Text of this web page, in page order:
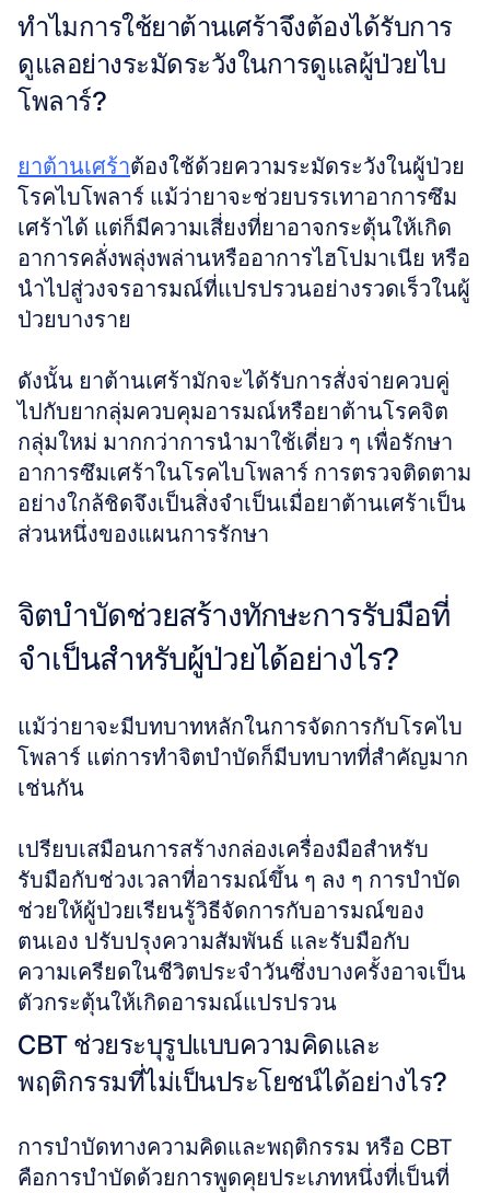
ทำไมการใช้ยาต้านเศร้าจึงต้องได้รับการ
ดูแลอย่างระมัดระวังในการดูแลผู้ป่วยไบ
โพลาร์?
ยาต้านเศร้าต้องใช้ด้วยความระมัดระวังในผู้ป่วย
โรคไบโพลาร์ แม้ว่ายาจะช่วยบรรเทาอาการซึม
เศร้าได้ แต่ก็มีความเสี่ยงที่ยาอาจกระตุ้นให้เกิด
อาการคลั่งพลุ่งพล่านหรืออาการไฮโปมาเนีย หรือ
นำไปสู่วงจรอารมณ์ที่แปรปรวนอย่างรวดเร็วในผู้
ป่วยบางราย
ดังนั้น ยาต้านเศร้ามักจะได้รับการสั่งจ่ายควบคู่
ไปกับยากลุ่มควบคุมอารมณ์หรือยาต้านโรคจิต
กลุ่มใหม่ มากกว่าการนำมาใช้เดี่ยว ๆ เพื่อรักษา
อาการซึมเศร้าในโรคไบโพลาร์ การตรวจติดตาม
อย่างใกล้ชิดจึงเป็นสิ่งจำเป็นเมื่อยาต้านเศร้าเป็น
ส่วนหนึ่งของแผนการรักษา
จิตบำบัดช่วยสร้างทักษะการรับมือที่
จำเป็นสำหรับผู้ป่วยได้อย่างไร?
แม้ว่ายาจะมีบทบาทหลักในการจัดการกับโรคไบ
โพลาร์ แต่การทำจิตบำบัดก็มีบทบาทที่สำคัญมาก
เช่นกัน
เปรียบเสมือนการสร้างกล่องเครื่องมือสำหรับ
รับมือกับช่วงเวลาที่อารมณ์ขึ้น ๆ ลง ๆ การบำบัด
ช่วยให้ผู้ป่วยเรียนรู้วิธีจัดการกับอารมณ์ของ
ตนเอง ปรับปรุงความสัมพันธ์ และรับมือกับ
ความเครียดในชีวิตประจำวันซึ่งบางครั้งอาจเป็น
ตัวกระตุ้นให้เกิดอารมณ์แปรปรวน
CBT ช่วยระบุรูปแบบความคิดและ
พฤติกรรมที่ไม่เป็นประโยชน์ได้อย่างไร?
การบำบัดทางความคิดและพฤติกรรม หรือ CBT
คือการบำบัดด้วยการพูดคุยประเภทหนึ่งที่เป็นที่